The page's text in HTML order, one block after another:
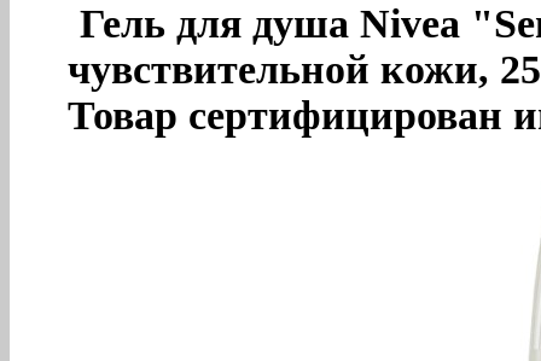
Гель для душа Nivea
чувствительной кожи,
Товар сертифицирован